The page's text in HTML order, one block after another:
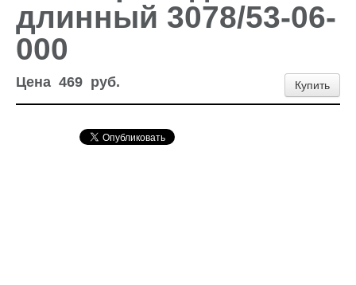
длинный 3078/53-06-
000
Купить
Цена 469 руб.